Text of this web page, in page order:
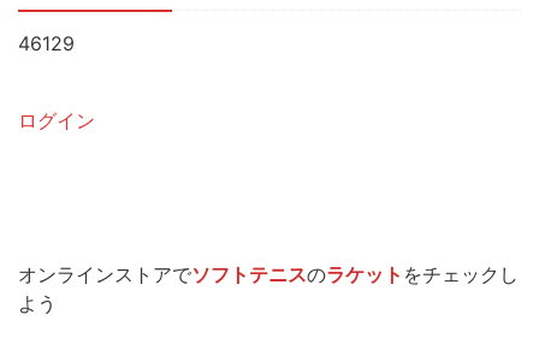
46129
ログイン
オンラインストアでソフトテニスのラケット をチェックし
よう